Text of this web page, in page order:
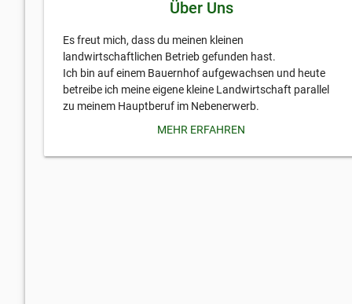
Über Uns
Es freut mich, dass du meinen kleinen
landwirtschaftlichen Betrieb gefunden hast.
Ich bin auf einem Bauernhof aufgewachsen und heute
betreibe ich meine eigene kleine Landwirtschaft parallel
zu meinem Hauptberuf im Nebenerwerb.
Ich betreue aktuell etwa 10 Bienenvölker, die bei mir
MEHR ERFAHREN